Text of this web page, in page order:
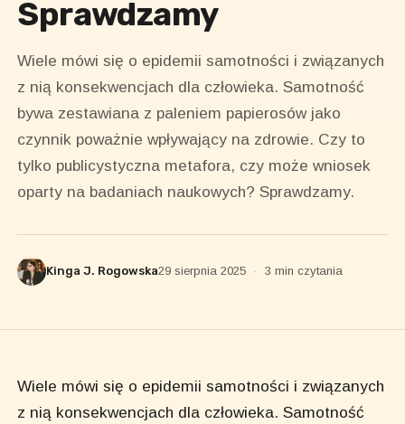
Sprawdzamy
Wiele mówi się o epidemii samotności i związanych
z nią konsekwencjach dla człowieka. Samotność
bywa zestawiana z paleniem papierosów jako
czynnik poważnie wpływający na zdrowie. Czy to
tylko publicystyczna metafora, czy może wniosek
oparty na badaniach naukowych? Sprawdzamy.
Kinga J. Rogowska29 sierpnia 2025 · 3 min czytania
Wiele mówi się o epidemii samotności i związanych
z nią konsekwencjach dla człowieka. Samotność